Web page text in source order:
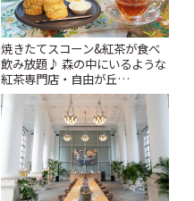
焼きたてスコーン&紅茶が食べ
飲み放題♪ 森の中にいるような
紅茶専門店・自由が丘
「YOTSUBA TEA」でのんびり
時間 | ことりっぷ